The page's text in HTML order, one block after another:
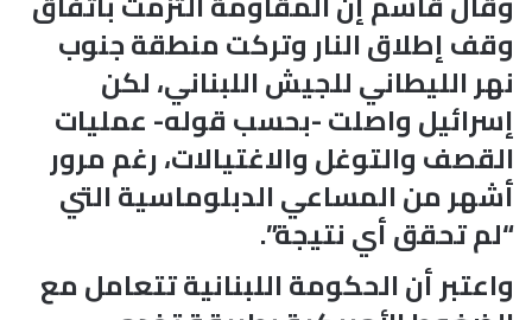
وقف إطلاق النار وتركت منطقة جنوب
نهر الليطاني للجيش اللبناني، لكن
إسرائيل واصلت -بحسب قوله- عمليات
القصف والتوغل والاغتيالات، رغم مرور
أشهر من المساعي الدبلوماسية التي
“لم تحقق أي نتيجة”.
واعتبر أن الحكومة اللبنانية تتعامل مع